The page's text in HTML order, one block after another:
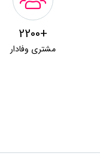
+2200
مشتری وفادار